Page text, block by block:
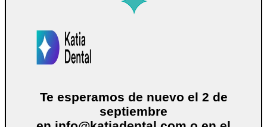
Te esperamos de nuevo el 2 de
septiembre